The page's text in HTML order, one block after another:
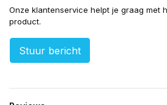
Onze klantenservice helpt je graag met
product.
Stuur bericht